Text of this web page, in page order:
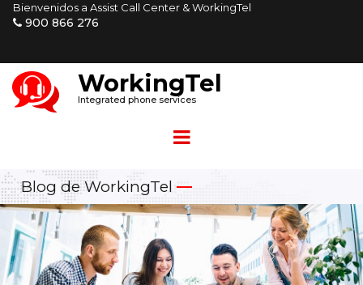
Bienvenidos a Assist Call Center & WorkingTel
 900 866 276
WorkingTel
Integrated phone services
Blog de WorkingTel —